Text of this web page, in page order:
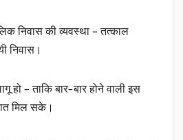
निवास की व्यवस्था – तत्काल
निवास।
हो – ताकि बार-बार होने वाली इस
मिल सके।